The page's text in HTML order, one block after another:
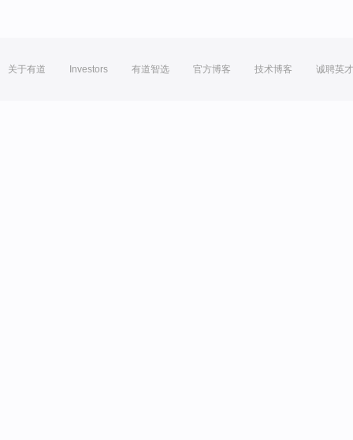
关于有道 Investors 有道智选 官方博客 技术博客 诚聘英才